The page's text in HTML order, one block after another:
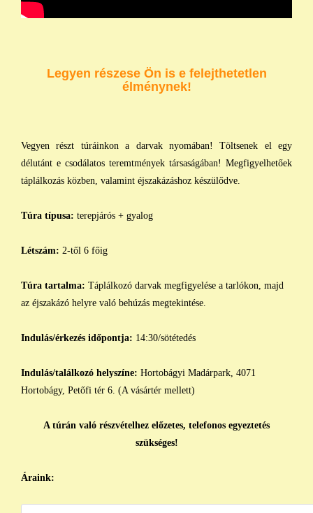
Legyen részese Ön is e felejthetetlen
élménynek!
Vegyen részt túráinkon a darvak nyomában! Töltsenek el egy
délutánt e csodálatos teremtmények társaságában! Megfigyelhetőek
táplálkozás közben, valamint éjszakázáshoz készülődve.
Túra típusa: terepjárós + gyalog
Létszám: 2-től 6 főig
Túra tartalma: Táplálkozó darvak megfigyelése a tarlókon, majd
az éjszakázó helyre való behúzás megtekintése.
Indulás/érkezés időpontja: 14:30/sötétedés
Indulás/találkozó helyszíne: Hortobágyi Madárpark, 4071
Hortobágy, Petőfi tér 6. (A vásártér mellett)
A túrán való részvételhez előzetes, telefonos egyeztetés
szükséges!
Áraink: